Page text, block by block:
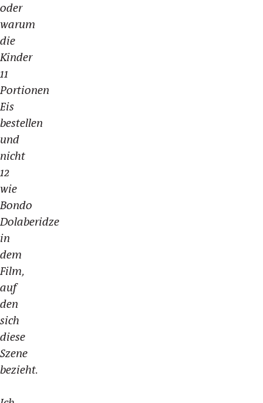
oder
warum
die
Kinder
11
Portionen
Eis
bestellen
und
nicht
12
wie
Bondo
Dolaberidze
in
dem
Film,
auf
den
sich
diese
Szene
bezieht.